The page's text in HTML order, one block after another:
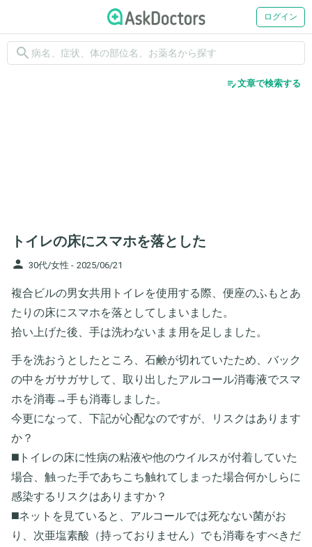
ログイン
search
edit_note文章で検索する
トイレの床にスマホを落とした
person 30代/女性 - 2025/06/21
複合ビルの男女共用トイレを使用する際、便座のふもとあ
たりの床にスマホを落としてしまいました。
拾い上げた後、手は洗わないまま用を足しました。
手を洗おうとしたところ、石鹸が切れていたため、バック
の中をガサガサして、取り出したアルコール消毒液でスマ
ホを消毒→手も消毒しました。
今更になって、下記が心配なのですが、リスクはあります
か？
◼️トイレの床に性病の粘液や他のウイルスが付着していた
場合、触った手であちこち触れてしまった場合何かしらに
感染するリスクはありますか？
◼️ネットを見ていると、アルコールでは死なない菌がお
り、次亜塩素酸（持っておりません）でも消毒をすべきだ